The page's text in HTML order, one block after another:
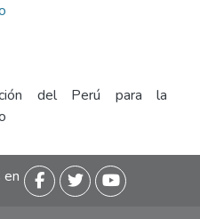
del Perú para la
en